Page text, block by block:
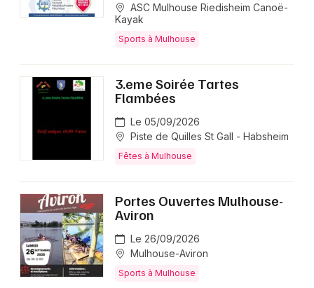
ASC Mulhouse Riedisheim Canoë-
Kayak
Sports à Mulhouse
3.eme Soirée Tartes
Flambées
Le 05/09/2026
Piste de Quilles St Gall - Habsheim
Fêtes à Mulhouse
Portes Ouvertes Mulhouse-
Aviron
Le 26/09/2026
Mulhouse-Aviron
Sports à Mulhouse